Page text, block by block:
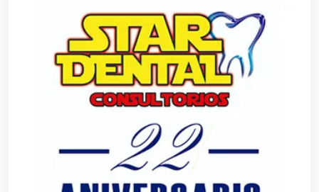
Bares y Cantinas
Basculas